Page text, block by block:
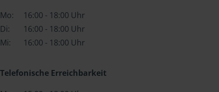
Mo:
16:00 - 18:00 Uhr
Di:
16:00 - 18:00 Uhr
Mi:
16:00 - 18:00 Uhr
Telefonische Erreichbarkeit